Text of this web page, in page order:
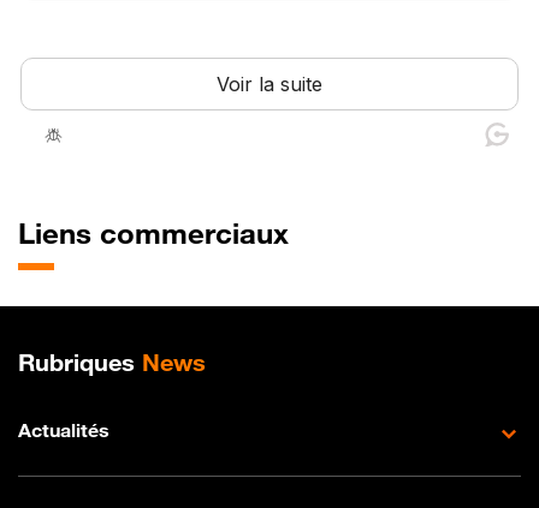
Liens commerciaux
Plan de site
Rubriques News
Actualités